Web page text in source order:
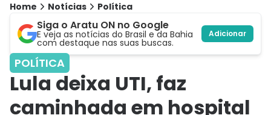
Home Notícias Política
Siga o Aratu ON no Google
E veja as notícias do Brasil e da Bahia
com destaque nas suas buscas.
Adicionar
POLÍTICA
Lula deixa UTI, faz
caminhada em hospital